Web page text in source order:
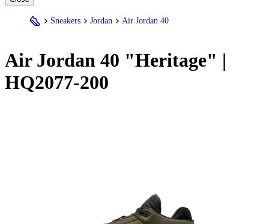
Sneakers Jordan Air Jordan 40
Air Jordan 40 "Heritage" |
HQ2077-200